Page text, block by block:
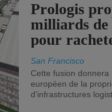
Prologis
milliards
pour
San Francisco
Cette fusion
européen de la
d'infrastructures